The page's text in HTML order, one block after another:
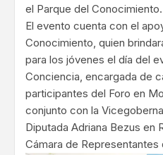
el Parque del Conocimiento.
El evento cuenta con el
Conocimiento, quien
para los jóvenes el día del
Conciencia, encargada de
participantes del Foro en
conjunto con la
Diputada Adriana Bezus en
Cámara de Representantes